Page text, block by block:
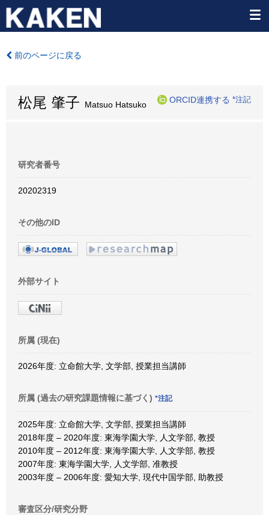
前のページに戻る
松尾 肇子 Matsuo Hatsuko
ORCID連携する *注記
研究者番号
20202319
その他のID
外部サイト
所属 (現在)
2026年度: 立命館大学, 文学部, 授業担当講師
所属 (過去の研究課題情報に基づく) *注記
2025年度: 立命館大学, 文学部, 授業担当講師
2018年度 – 2020年度: 東海学園大学, 人文学部, 教授
2010年度 – 2012年度: 東海学園大学, 人文学部, 教授
2007年度: 東海学園大学, 人文学部, 准教授
2003年度 – 2006年度: 愛知大学, 現代中国学部, 助教授
審査区分/研究分野